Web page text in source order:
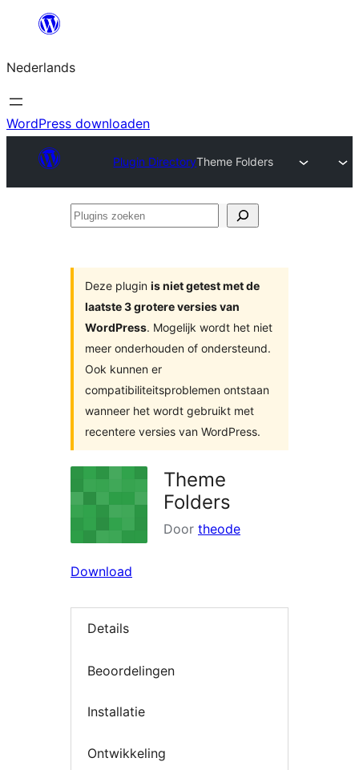
de
inhoud
Nederlands
WordPress downloaden
Plugin DirectoryTheme Folders
Plugins
Deze plugin is niet getest met de
laatste 3 grotere versies van
WordPress. Mogelijk wordt het niet
meer onderhouden of ondersteund.
Ook kunnen er
compatibiliteitsproblemen ontstaan
wanneer het wordt gebruikt met
recentere versies van WordPress.
Theme
Folders
Door theode
Download
Details
Beoordelingen
Installatie
Ontwikkeling